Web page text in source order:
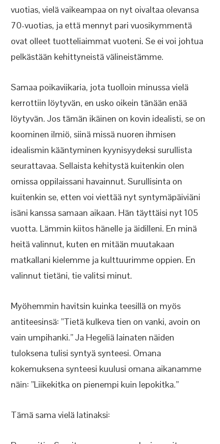
vuotias, vielä vaikeampaa on nyt oivaltaa olevansa
70-vuotias, ja että mennyt pari vuosikymmentä
ovat olleet tuotteliaimmat vuoteni. Se ei voi johtua
pelkästään kehittyneistä välineistämme.
Samaa poikaviikaria, jota tuolloin minussa vielä
kerrottiin löytyvän, en usko oikein tänään enää
löytyvän. Jos tämän ikäinen on kovin idealisti, se on
koominen ilmiö, siinä missä nuoren ihmisen
idealismin kääntyminen kyynisyydeksi surullista
seurattavaa. Sellaista kehitystä kuitenkin olen
omissa oppilaissani havainnut. Surullisinta on
kuitenkin se, etten voi viettää nyt syntymäpäiviäni
isäni kanssa samaan aikaan. Hän täyttäisi nyt 105
vuotta. Lämmin kiitos hänelle ja äidilleni. En minä
heitä valinnut, kuten en mitään muutakaan
matkallani kielemme ja kulttuurimme oppien. En
valinnut tietäni, tie valitsi minut.
Myöhemmin havitsin kuinka teesillä on myös
antiteesinsä: ”Tietä kulkeva tien on vanki, avoin on
vain umpihanki.” Ja Hegeliä lainaten näiden
tuloksena tulisi syntyä synteesi. Omana
kokemuksena synteesi kuulusi omana aikanamme
näin: ”Liikekitka on pienempi kuin lepokitka.”
Tämä sama vielä latinaksi: